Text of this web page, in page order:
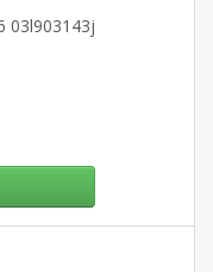
03l903143j